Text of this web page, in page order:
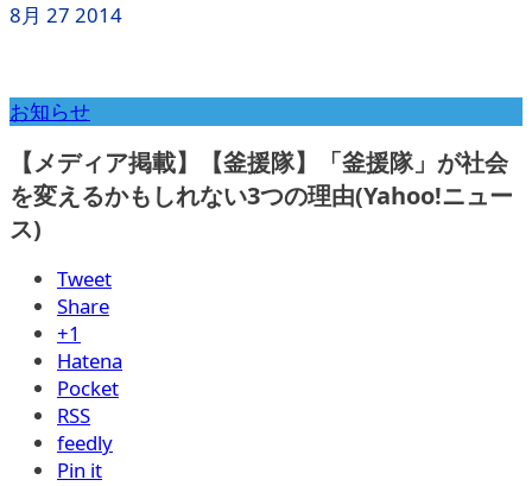
8月 27 2014
お知らせ
【メディア掲載】【釜援隊】「釜援隊」が社会
を変えるかもしれない3つの理由(Yahoo!ニュー
ス)
Tweet
Share
+1
Hatena
Pocket
RSS
feedly
Pin it